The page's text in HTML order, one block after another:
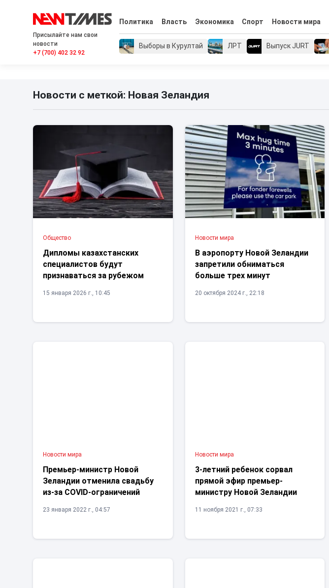
Присылайте нам свои
новости
+7 (700) 402 32 92
Политика Власть Экономика Спорт Новости мира
Выборы в Курултай ЛРТ Выпуск JURT
Новости с меткой: Новая Зеландия
Общество
Дипломы казахстанских
специалистов будут
признаваться за рубежом
15 января 2026 г., 10:45
Новости мира
В аэропорту Новой Зеландии
запретили обниматься
больше трех минут
20 октября 2024 г., 22:18
Новости мира
Премьер-министр Новой
Зеландии отменила свадьбу
из-за COVID-ограничений
23 января 2022 г., 04:57
Новости мира
3-летний ребенок сорвал
прямой эфир премьер-
министру Новой Зеландии
11 ноября 2021 г., 07:33